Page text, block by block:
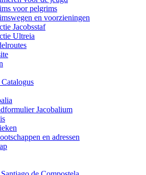
voor pelgrims
en voorzieningen
Jacobsstaf
Ultreia
Jacobalium
en adressen